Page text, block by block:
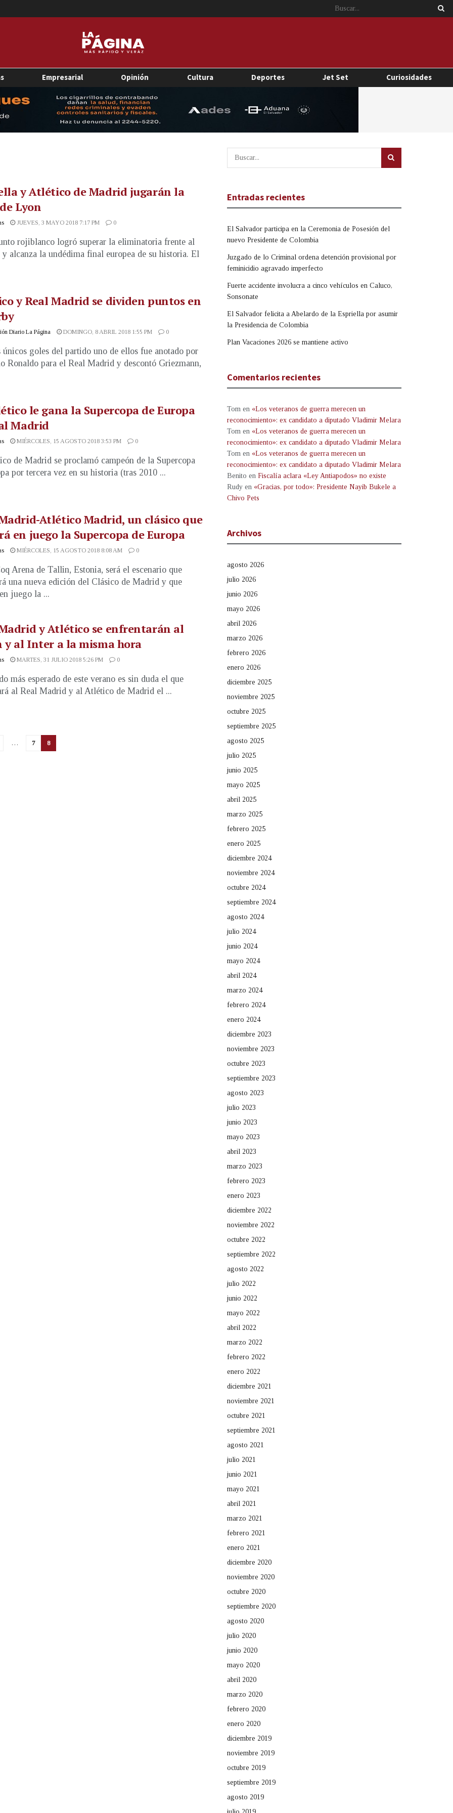
Empresarial Opinión Cultura Deportes Jet Set Curiosidades
y Atlético de Madrid jugarán la
Lyon
JUEVES, 3 MAYO 2018 7:17 PM 0
rojiblanco logró superar la eliminatoria frente al
alcanza la undédima final europea de su historia. El
y Real Madrid se dividen puntos en
Diario La Página DOMINGO, 8 ABRIL 2018 1:55 PM 0
únicos goles del partido uno de ellos fue anotado por
Ronaldo para el Real Madrid y descontó Griezmann,
le gana la Supercopa de Europa
Madrid
MIÉRCOLES, 15 AGOSTO 2018 3:53 PM 0
de Madrid se proclamó campeón de la Supercopa
por tercera vez en su historia (tras 2010 ...
Atlético Madrid, un clásico que
en juego la Supercopa de Europa
MIÉRCOLES, 15 AGOSTO 2018 8:08 AM 0
Arena de Tallin, Estonia, será el escenario que
una nueva edición del Clásico de Madrid y que
juego la ...
y Atlético se enfrentarán al
y al Inter a la misma hora
MARTES, 31 JULIO 2018 5:26 PM 0
más esperado de este verano es sin duda el que
al Real Madrid y al Atlético de Madrid el ...
… 7 8
Entradas recientes
El Salvador participa en la Ceremonia de Posesión del
nuevo Presidente de Colombia
Juzgado de lo Criminal ordena detención provisional por
feminicidio agravado imperfecto
Fuerte accidente involucra a cinco vehículos en Caluco,
Sonsonate
El Salvador felicita a Abelardo de la Espriella por asumir
la Presidencia de Colombia
Plan Vacaciones 2026 se mantiene activo
Comentarios recientes
Tom en «Los veteranos de guerra merecen un
reconocimiento»: ex candidato a diputado Vladimir Melara
Tom en «Los veteranos de guerra merecen un
reconocimiento»: ex candidato a diputado Vladimir Melara
Tom en «Los veteranos de guerra merecen un
reconocimiento»: ex candidato a diputado Vladimir Melara
Benito en Fiscalía aclara «Ley Antiapodos» no existe
Rudy en «Gracias, por todo»: Presidente Nayib Bukele a
Chivo Pets
Archivos
agosto 2026
julio 2026
junio 2026
mayo 2026
abril 2026
marzo 2026
febrero 2026
enero 2026
diciembre 2025
noviembre 2025
octubre 2025
septiembre 2025
agosto 2025
julio 2025
junio 2025
mayo 2025
abril 2025
marzo 2025
febrero 2025
enero 2025
diciembre 2024
noviembre 2024
octubre 2024
septiembre 2024
agosto 2024
julio 2024
junio 2024
mayo 2024
abril 2024
marzo 2024
febrero 2024
enero 2024
diciembre 2023
noviembre 2023
octubre 2023
septiembre 2023
agosto 2023
julio 2023
junio 2023
mayo 2023
abril 2023
marzo 2023
febrero 2023
enero 2023
diciembre 2022
noviembre 2022
octubre 2022
septiembre 2022
agosto 2022
julio 2022
junio 2022
mayo 2022
abril 2022
marzo 2022
febrero 2022
enero 2022
diciembre 2021
noviembre 2021
octubre 2021
septiembre 2021
agosto 2021
julio 2021
junio 2021
mayo 2021
abril 2021
marzo 2021
febrero 2021
enero 2021
diciembre 2020
noviembre 2020
octubre 2020
septiembre 2020
agosto 2020
julio 2020
junio 2020
mayo 2020
abril 2020
marzo 2020
febrero 2020
enero 2020
diciembre 2019
noviembre 2019
octubre 2019
septiembre 2019
agosto 2019